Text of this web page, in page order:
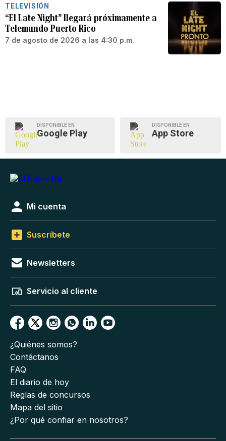
TELEVISIÓN
“El Late Night” llegará próximamente a
Telemundo Puerto Rico
7 de agosto de 2026 a las 4:30 p.m.
DISPONIBLE EN
Google Play
DISPONIBLE EN
App Store
Mi cuenta
Suscríbete
Newsletters
Servicio al cliente
¿Quiénes somos?
Contáctanos
FAQ
El diario de hoy
Reglas de concursos
Mapa del sitio
¿Por qué confiar en nosotros?